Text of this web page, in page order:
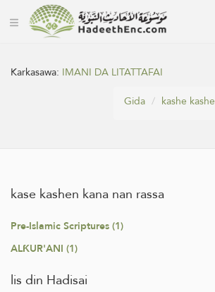
Karkasawa: IMANI DA LITATTAFAI
Gida
kashe kashe
kase kashen kana nan rassa
Pre-Islamic Scriptures (1)
ALƘUR'ANI (1)
lis din Hadisai